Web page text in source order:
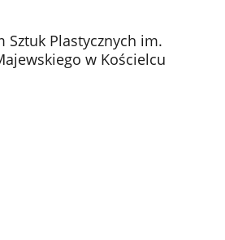
Sztuk Plastycznych im.
w Kościelcu